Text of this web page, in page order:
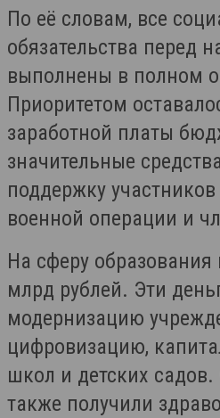
По её словам, все
обязательства перед
выполнены в полном
Приоритетом
заработной платы
значительные
поддержку
военной операции и
На сферу образования
млрд рублей. Эти
модернизацию
цифровизацию,
школ и детских
также получили